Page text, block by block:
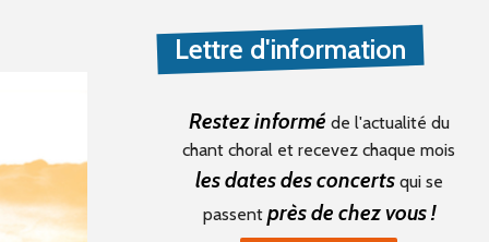
Lettre d'information
Restez informé de l'actualité du
chant choral et recevez chaque mois
les dates des concertsqui se
passent près de chez vous !